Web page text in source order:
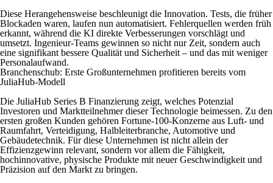
Diese Herangehensweise beschleunigt die Innovation. Tests, die früher
Blockaden waren, laufen nun automatisiert. Fehlerquellen werden früh
erkannt, während die KI direkte Verbesserungen vorschlägt und
umsetzt. Ingenieur-Teams gewinnen so nicht nur Zeit, sondern auch
eine signifikant bessere Qualität und Sicherheit – und das mit weniger
Personalaufwand.
Branchenschub: Erste Großunternehmen profitieren bereits vom
JuliaHub-Modell
Die JuliaHub Series B Finanzierung zeigt, welches Potenzial
Investoren und Marktteilnehmer dieser Technologie beimessen. Zu den
ersten großen Kunden gehören Fortune-100-Konzerne aus Luft- und
Raumfahrt, Verteidigung, Halbleiterbranche, Automotive und
Gebäudetechnik. Für diese Unternehmen ist nicht allein der
Effizienzgewinn relevant, sondern vor allem die Fähigkeit,
hochinnovative, physische Produkte mit neuer Geschwindigkeit und
Präzision auf den Markt zu bringen.